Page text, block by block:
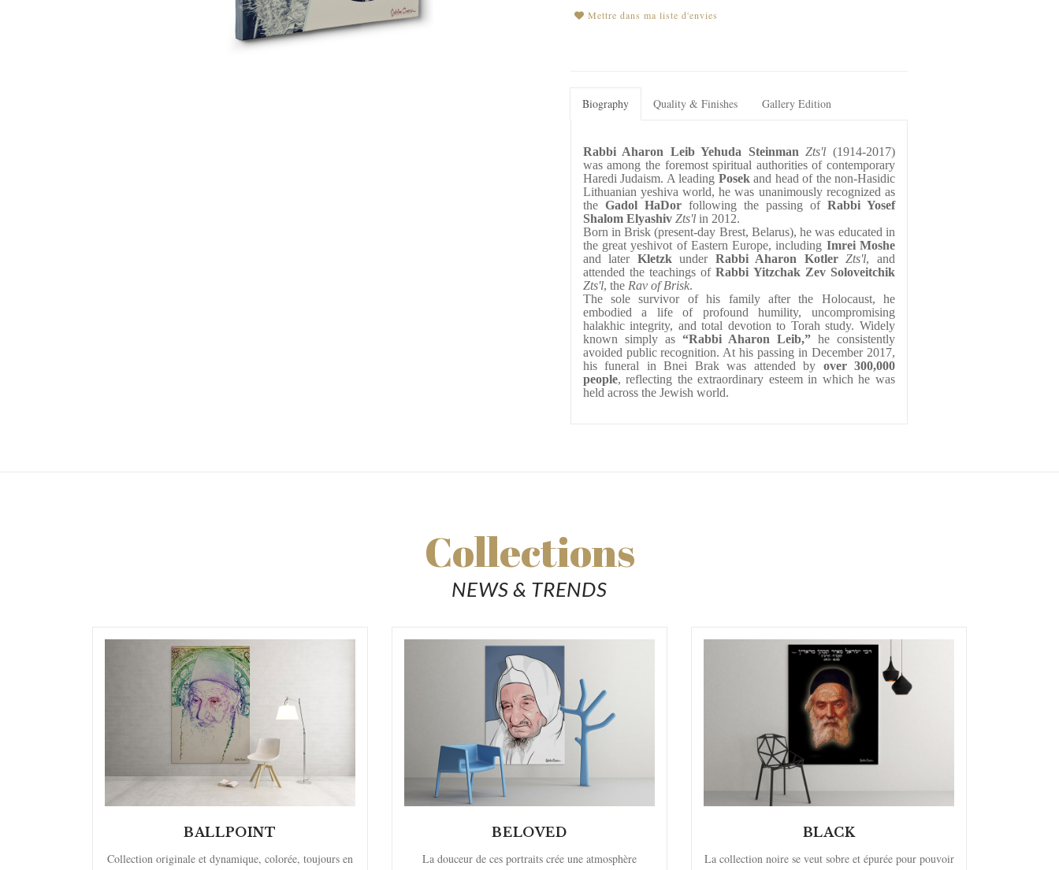
Mettre dans ma liste d'envies
Biography Quality & Finishes Gallery Edition
Rabbi Aharon Leib Yehuda Steinman Zts'l (1914-2017)
was among the foremost spiritual authorities of contemporary
Haredi Judaism. A leading Posek and head of the non-Hasidic
Lithuanian yeshiva world, he was unanimously recognized as
the Gadol HaDor following the passing of Rabbi Yosef
Shalom Elyashiv Zts'l in 2012.
Born in Brisk (present-day Brest, Belarus), he was educated in
the great yeshivot of Eastern Europe, including Imrei Moshe
and later Kletzk under Rabbi Aharon Kotler Zts'l, and
attended the teachings of
Zts'l, the Rav of Brisk.
The sole survivor of his family after the Holocaust, he
embodied a life of profound humility, uncompromising
halakhic integrity, and total devotion to Torah study. Widely
known simply as “Rabbi Aharon Leib,” he consistently
avoided public recognition. At his passing in December 2017,
his funeral in Bnei Brak was attended by over 300,000
people, reflecting the extraordinary esteem in which he was
held across the Jewish world.
Collections
NEWS & TRENDS
BALLPOINT
Collection originale et dynamique, colorée, toujours en
BELOVED
La douceur de ces portraits crée une atmosphère
BLACK
La collection noire se veut sobre et épurée pour pouvoir